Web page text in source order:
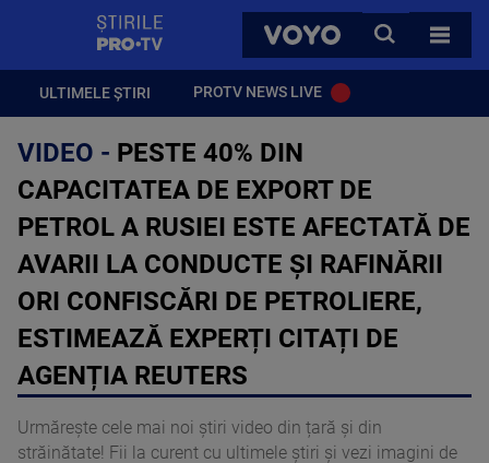
VOYO
CAUTA
TOATE
ULTIMELE ȘTIRI PROTV NEWS LIVE
VIDEO - PESTE 40% DIN
CAPACITATEA DE EXPORT DE
PETROL A RUSIEI ESTE AFECTATĂ DE
AVARII LA CONDUCTE ȘI RAFINĂRII
ORI CONFISCĂRI DE PETROLIERE,
ESTIMEAZĂ EXPERȚI CITAȚI DE
AGENȚIA REUTERS
Urmărește cele mai noi știri video din țară și din
străinătate! Fii la curent cu ultimele știri și vezi imagini de